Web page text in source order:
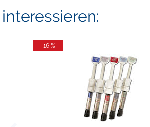
interessieren:
-16 %